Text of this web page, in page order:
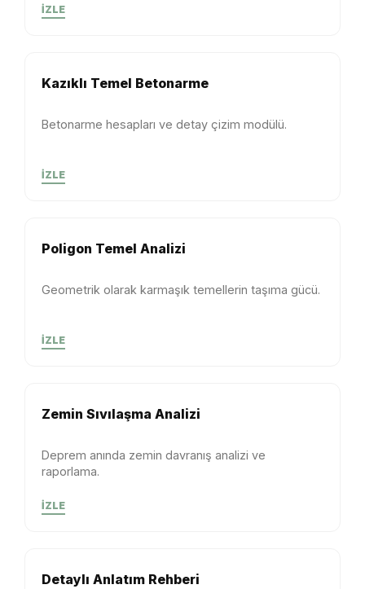
İZLE
Kazıklı Temel Betonarme
Betonarme hesapları ve detay çizim modülü.
İZLE
Poligon Temel Analizi
Geometrik olarak karmaşık temellerin taşıma gücü.
İZLE
Zemin Sıvılaşma Analizi
Deprem anında zemin davranış analizi ve
raporlama.
İZLE
Detaylı Anlatım Rehberi